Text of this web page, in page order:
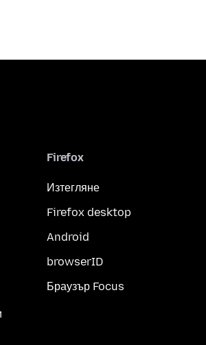
Firefox
Изтегляне
Firefox desktop
Android
browserID
Браузър Focus